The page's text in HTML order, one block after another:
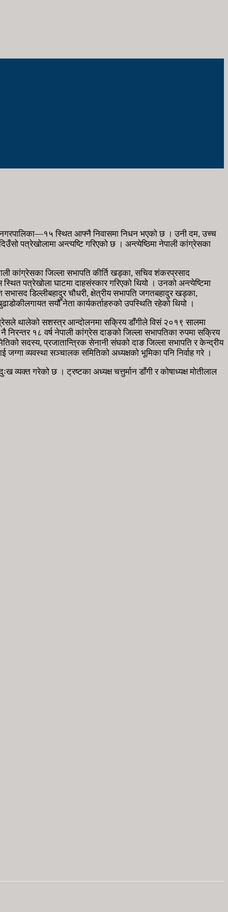
स्थित आफ्नै निवासमा निधन भएको छ । उनी दम, उच्च
पत्रेखोलामा अन्त्यष्टि गरिएको छ । अन्त्येष्ठिमा नेपाली कांग्रेसका
कांग्रेसका जिल्ला सभापति कीर्ति खड्का, सचिव शंकरप्रसाद
पत्रेखोला घाटमा दाहसंस्कार गरिएको थियो । उनको अन्त्येष्टिमा
डिल्लीबहादुर चौधरी, क्षेत्रीय सभापति जगतबहादुर खड्का,
सयौँ नेता कार्यकर्ताहरुको उपस्थिति रहेको थियो ।
थालेको सशस्त्र आन्दोलनमा सक्रिय डाँगीले विसं २०१९ सालमा
१८ वर्ष नेपाली कांग्रेस दाङको जिल्ला सभापतिका रुपमा सक्रिय
सदस्य, प्रजातान्त्रिक सेनानी संघको दाङ जिल्ला सभापति र केन्द्रीय
व्यवस्था सञ्चालक समितिको अध्यक्षको भूमिका पनि निर्वाह गरे ।
व्यक्त गरेको छ । ट्रष्टका अध्यक्ष चत्तुर्मान डाँगी र कोषाध्यक्ष मोतीलाल